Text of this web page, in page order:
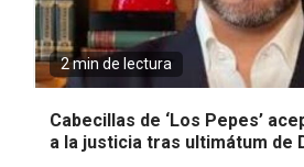
2 min de lectura
Cabecillas de ‘Los Pepes’
a la justicia tras ultimátum de